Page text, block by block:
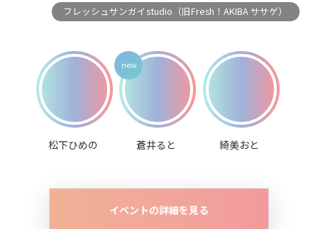
フレッシュサンガイstudio（旧Fresh！AKIBA ササゲ）
松下ひめの 蒼井ると 綺美おと
イベントの詳細を見る